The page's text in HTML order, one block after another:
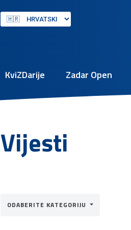
KviZDarije Zadar Open
Vijesti
ODABERITE KATEGORIJU